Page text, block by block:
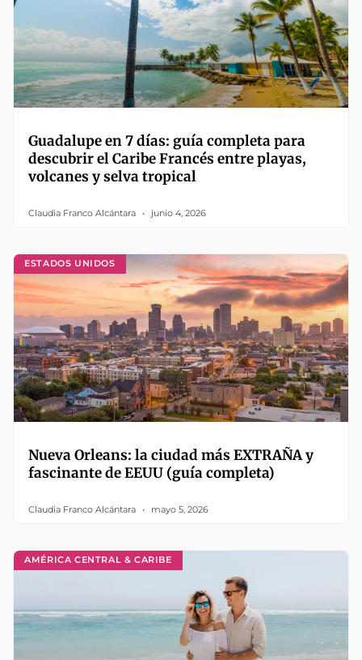
Guadalupe en 7 días: guía completa para
descubrir el Caribe Francés entre playas,
volcanes y selva tropical
Claudia Franco Alcántara junio 4, 2026
ESTADOS UNIDOS
Nueva Orleans: la ciudad más EXTRAÑA y
fascinante de EEUU (guía completa)
Claudia Franco Alcántara mayo 5, 2026
AMÉRICA CENTRAL & CARIBE